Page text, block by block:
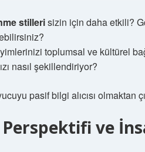
stillerisizin için daha etkili?
toplumsal ve kültürel
nasıl şekillendiriyor?
pasif bilgi alıcısı olmaktan
Perspektifi ve